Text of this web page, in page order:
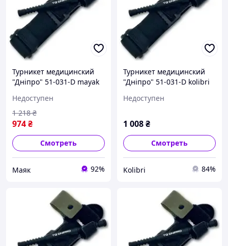
Турникет медицинский
"Дніпро" 51-031-D mayak
Недоступен
974₴
1 218 ₴
Смотреть
Маяк 92%
Турникет медицинский
"Дніпро" 51-031-D kolibri
Недоступен
1 008₴
Смотреть
Kolibri 84%